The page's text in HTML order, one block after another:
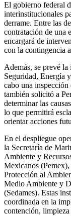
El gobierno federal
interinstitucionales
derrame. Entre las
contratación de una
encargará de
con la contingencia
Además, se prevé
Seguridad, Energía
cabo una
también solicitó a
determinar las
lo que permitirá
orientar acciones
En el despliegue
la Secretaría de
Ambiente y
Mexicanos
Protección al
Medio Ambiente y
(Sedames). Estas
coordinada en la
contención,